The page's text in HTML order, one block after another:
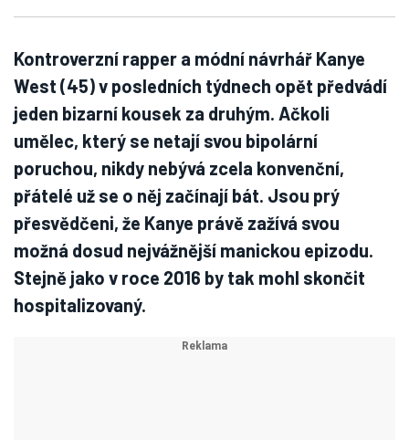
Kontroverzní rapper a módní návrhář Kanye
West (45) v posledních týdnech opět předvádí
jeden bizarní kousek za druhým. Ačkoli
umělec, který se netají svou bipolární
poruchou, nikdy nebývá zcela konvenční,
přátelé už se o něj začínají bát. Jsou prý
přesvědčeni, že Kanye právě zažívá svou
možná dosud nejvážnější manickou epizodu.
Stejně jako v roce 2016 by tak mohl skončit
hospitalizovaný.